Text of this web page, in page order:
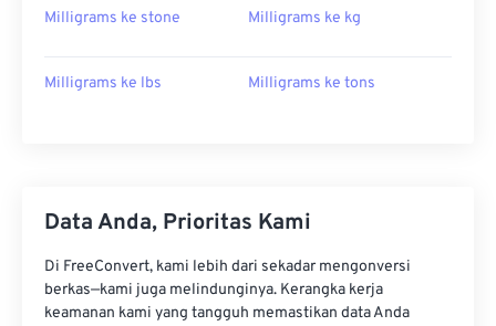
Milligrams ke stone Milligrams ke kg
Milligrams ke lbs Milligrams ke tons
Data Anda, Prioritas Kami
Di FreeConvert, kami lebih dari sekadar mengonversi
berkas—kami juga melindunginya. Kerangka kerja
keamanan kami yang tangguh memastikan data Anda